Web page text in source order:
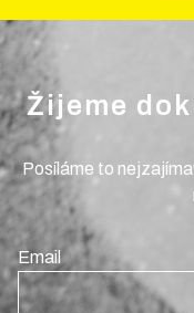
Žijeme
Posíláme to
Email